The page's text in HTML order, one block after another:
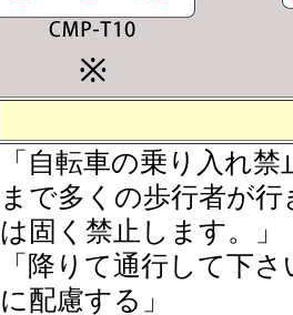
※
「自転車の乗り入れ
まで多くの歩行者が
は固く禁止します。」
「降りて通行して下
に配慮する」